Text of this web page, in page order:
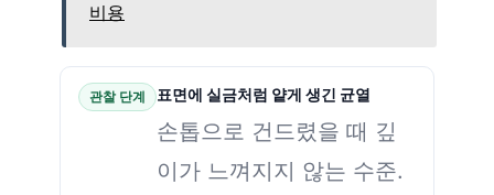
비용
관찰 단계 표면에 실금처럼 얕게 생긴 균열
손톱으로 건드렸을 때 깊
이가 느껴지지 않는 수준.